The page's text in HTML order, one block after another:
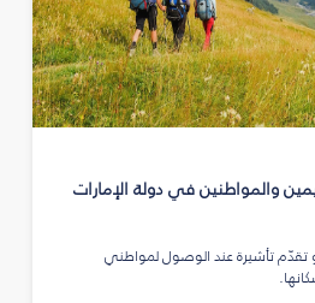
والمواطنين في دولة الإمارات
تقدّم تأشيرة عند الوصول لمواطني